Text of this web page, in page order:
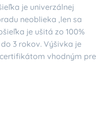
je univerzálnej
neoblieka ,len sa
je ušitá zo 100%
3 rokov. Výšivka je
vhodným pre